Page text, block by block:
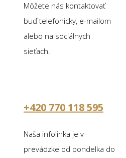
Môžete nás kontaktovať
buď telefonicky, e-mailom
alebo na sociálnych
sieťach.
+420 770 118 595
Naša infolinka je v
prevádzke od pondelka do